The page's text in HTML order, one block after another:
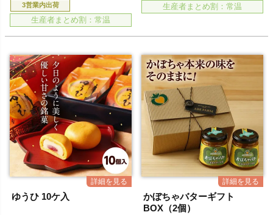
3営業内出荷
生産者まとめ割：常温
生産者まとめ割：常温
ゆうひ 10ケ入
かぼちゃバターギフト
BOX（2個）